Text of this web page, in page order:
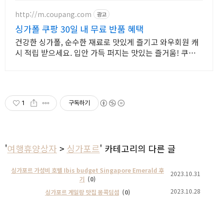
http://m.coupang.com 광고
싱가폴 쿠팡 30일 내 무료 반품 혜택
건강한 싱가폴, 순수한 재료로 맛있게 즐기고 와우회원 캐
시 적립 받으세요. 입안 가득 퍼지는 맛있는 즐거움! 쿠팡에
1 구독하기
'여행휴양상자 > 싱가포르' 카테고리의 다른 글
싱가포르 가성비 호텔 Ibis budget Singapore Emerald 후
기 (0)
2023.10.31
싱가포르 게일랑 맛집 몽콕딤섬 (0) 2023.10.28